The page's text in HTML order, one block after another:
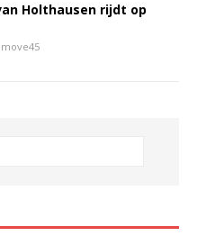
Holthausen rijdt op
move45